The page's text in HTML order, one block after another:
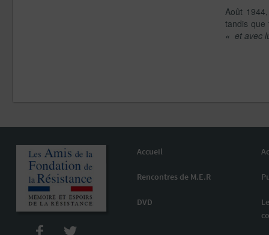
Août
tandis que
« et avec
Accueil
Rencontres de M.E.R
DVD